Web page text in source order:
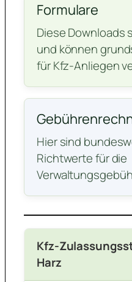
Formulare
Diese Downloads
und können
für Kfz-Anliegen
Hier sind
Richtwerte für die
Kfz-
Harz